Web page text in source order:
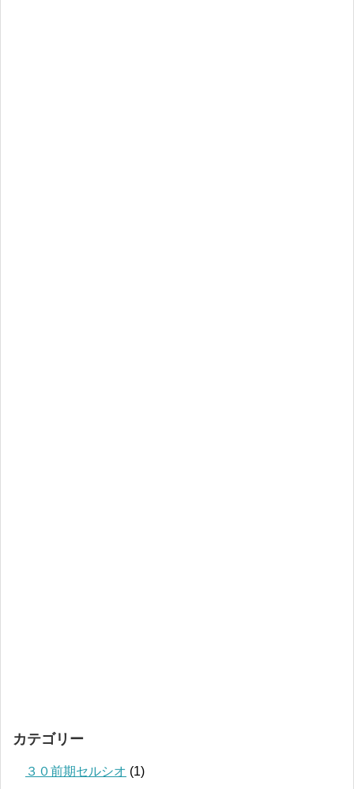
カテゴリー
３０前期セルシオ (1)